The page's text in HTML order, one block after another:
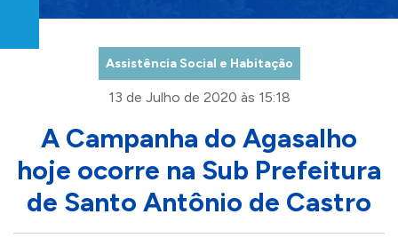
Assistência Social e Habitação
13 de Julho de 2020 às 15:18
A Campanha do Agasalho
hoje ocorre na Sub Prefeitura
de Santo Antônio de Castro